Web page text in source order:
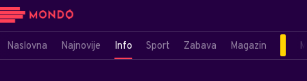
Naslovna Najnovije Info Sport Zabava Magazin